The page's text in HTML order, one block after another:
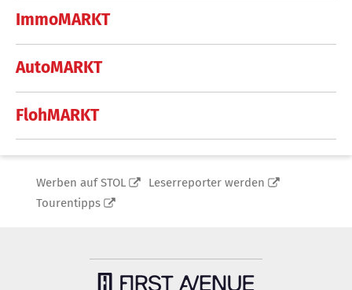
ImmoMARKT
AutoMARKT
FlohMARKT
Werben auf STOL
Leserreporter werden
Tourentipps